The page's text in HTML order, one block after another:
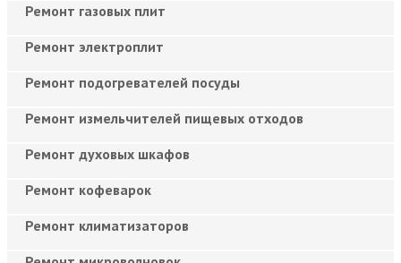
Ремонт газовых плит
Ремонт электроплит
Ремонт подогревателей посуды
Ремонт измельчителей пищевых отходов
Ремонт духовых шкафов
Ремонт кофеварок
Ремонт климатизаторов